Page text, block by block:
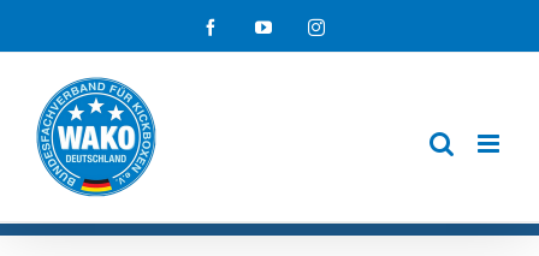
Inhalt
springen
FacebookYouTubeInstagram